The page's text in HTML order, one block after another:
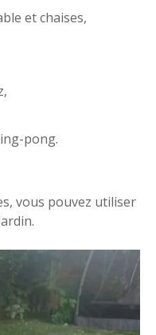
et chaises,
pong.
vous pouvez utiliser